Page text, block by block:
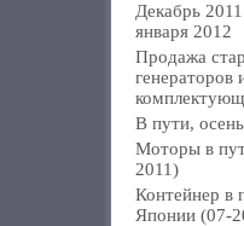
Декабрь
января 2012
Продажа
генераторов
В пути,
Моторы в
2011)
Контейнер в
Японии (07-